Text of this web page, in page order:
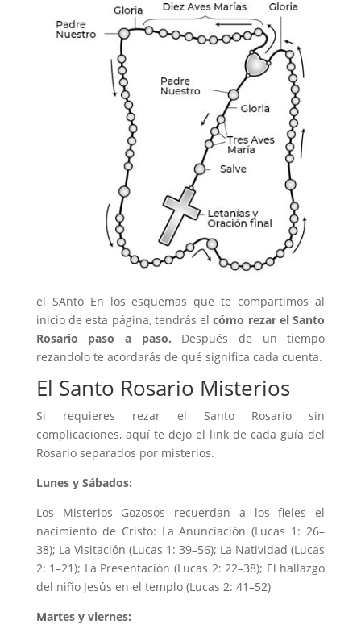
el SAnto En los esquemas que te compartimos al
inicio de esta página, tendrás elcómo rezar el Santo
Rosario paso a paso. Después de un tiempo
rezandolo te acordarás de qué significa cada cuenta.
El Santo Rosario Misterios
Si requieres rezar el Santo Rosario sin
complicaciones, aquí te dejo el link de cada guía del
Rosario separados por misterios.
Lunes y Sábados:
Los Misterios Gozosos recuerdan a los fieles el
nacimiento de Cristo: La Anunciación (Lucas 1: 26–
38); La Visitación (Lucas 1: 39–56); La Natividad (Lucas
2: 1–21); La Presentación (Lucas 2: 22–38); El hallazgo
del niño Jesús en el templo (Lucas 2: 41–52)
Martes y viernes: